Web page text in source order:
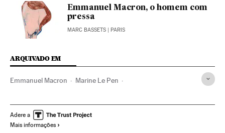
Emmanuel Macron, o homem com
pressa
MARC BASSETS | PARIS
ARQUIVADO EM
Emmanuel Macron Marine Le Pen
Presidenciales Francia 2017
Europa Ocidental
Adere a
Mais informações